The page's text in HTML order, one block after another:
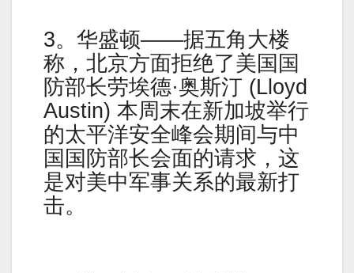
3。华盛顿——据五角大楼
称，北京方面拒绝了美国国
防部长劳埃德·奥斯汀 (Lloyd
Austin) 本周末在新加坡举行
的太平洋安全峰会期间与中
国国防部长会面的请求，这
是对美中军事关系的最新打
击。